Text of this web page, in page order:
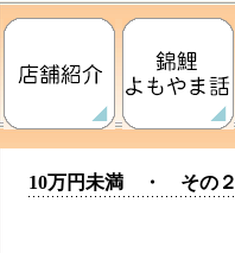
10万円未満 ・ その２